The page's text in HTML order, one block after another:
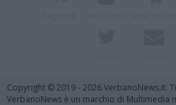
Copyright © 2019 - 2026 VerbanoNews.it.
VerbanoNews è un marchio di Multimedia